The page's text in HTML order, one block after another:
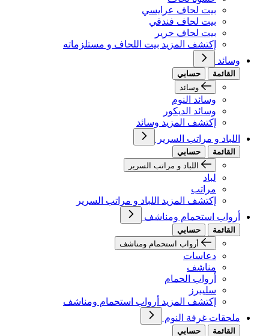
بيت لحاف عرايسي
بيت لحاف فندقي
بيت لحاف حرير
إكتشف المزيد بيت اللحاف و مستلزماته
وسائد
القائمة
حسابي
وسائد
وسائد النوم
وسائد الديكور
إكتشف المزيد وسائد
اللباد و مراتب السرير
القائمة
حسابي
اللباد و مراتب السرير
لباد
مراتب
إكتشف المزيد اللباد و مراتب السرير
أرواب استحمام ومناشف
القائمة
حسابي
أرواب استحمام ومناشف
دعاسات
مناشف
أرواب الحمام
سليبرز
إكتشف المزيد أرواب استحمام ومناشف
ملحقات غرفة النوم
القائمة
حسابي